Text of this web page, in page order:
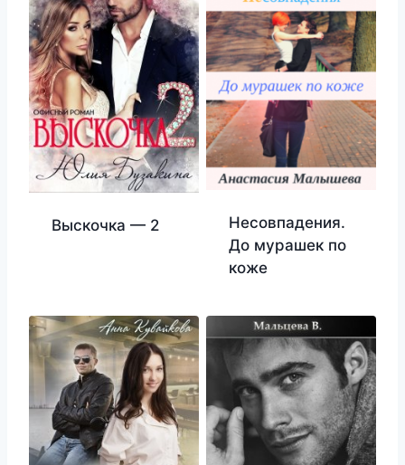
Выскочка — 2
Несовпадения.
До мурашек по
коже